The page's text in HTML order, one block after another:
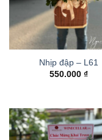
Nhịp đập – L61
550.000 ₫